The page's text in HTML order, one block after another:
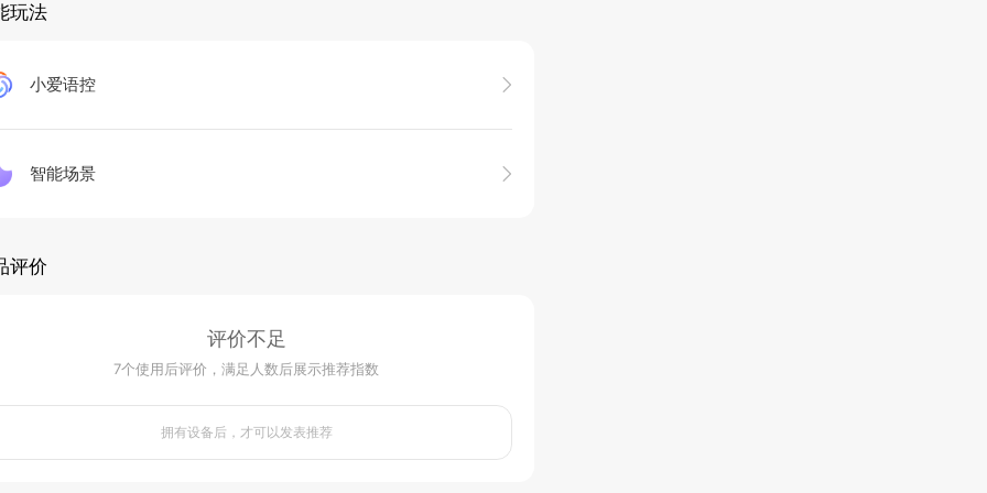
玩法
小爱语控
智能场景
评价
评价不足
7个使用后评价，满足人数后展示推荐指数
拥有设备后，才可以发表推荐